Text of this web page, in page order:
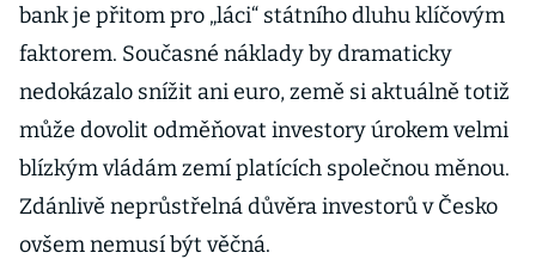
bank je přitom pro „láci“ státního dluhu klíčovým
faktorem. Současné náklady by dramaticky
nedokázalo snížit ani euro, země si aktuálně totiž
může dovolit odměňovat investory úrokem velmi
blízkým vládám zemí platících společnou měnou.
Zdánlivě neprůstřelná důvěra investorů v Česko
ovšem nemusí být věčná.